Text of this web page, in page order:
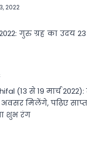
2022
गुरु ग्रह का उदय
(13 से 19 मार्च
मिलेंगे, पढ़िए
शुभ रंग